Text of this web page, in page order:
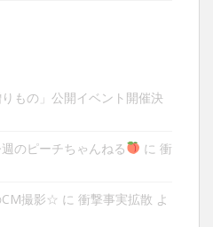
もの」公開イベント開催決
のピーチちゃんねる に 衝
撮影☆ に 衝撃事実拡散 よ